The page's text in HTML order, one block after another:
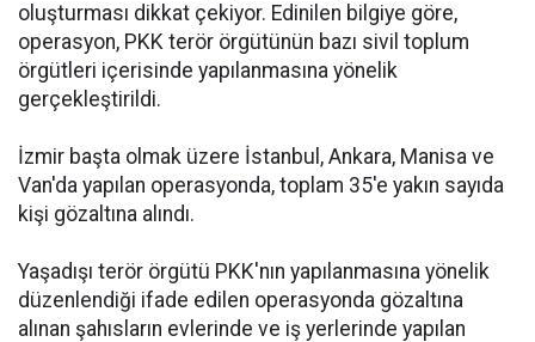
oluşturması dikkat çekiyor. Edinilen bilgiye göre,
operasyon, PKK terör örgütünün bazı sivil toplum
örgütleri içerisinde yapılanmasına yönelik
gerçekleştirildi.
İzmir başta olmak üzere İstanbul, Ankara, Manisa ve
Van'da yapılan operasyonda, toplam 35'e yakın sayıda
kişi gözaltına alındı.
Yaşadışı terör örgütü PKK'nın yapılanmasına yönelik
düzenlendiği ifade edilen operasyonda gözaltına
alınan şahısların evlerinde ve iş yerlerinde yapılan